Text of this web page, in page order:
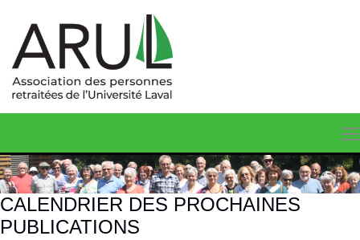
CALENDRIER DES PROCHAINES
PUBLICATIONS